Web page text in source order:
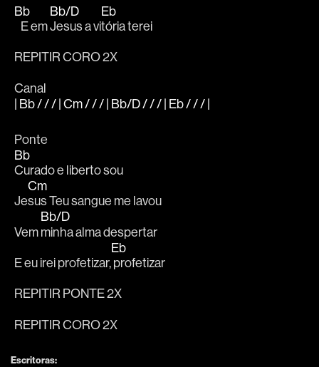
Bb
   E em
Bb/D
Jesus a vi
Eb
tória terei
REPITIR CORO 2X
Canal
| Bb / / / | Cm / / / | Bb/D / / / | Eb / / / |
Ponte
Bb
Curado e liberto sou
Je
Cm
sus Teu sangue me lavou
Vem
Bb/D
minha alma despertar
E eu irei profetizar,
Eb
profetizar
REPITIR PONTE 2X
REPITIR CORO 2X
Escritoras: